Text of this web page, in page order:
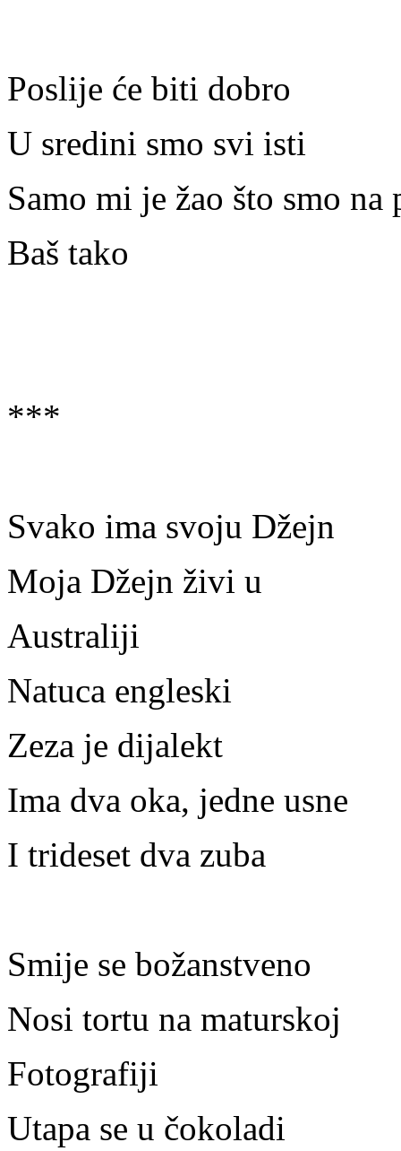
Poslije će biti dobro
U sredini smo svi isti
Samo mi je žao što smo
Baš tako
***
Svako ima svoju Džejn
Moja Džejn živi u
Australiji
Natuca engleski
Zeza je dijalekt
Ima dva oka, jedne usne
I trideset dva zuba
Smije se božanstveno
Nosi tortu na maturskoj
Fotografiji
Utapa se u čokoladi